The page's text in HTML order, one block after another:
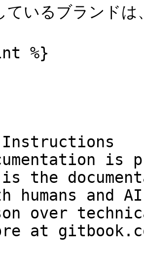
ているブランド
%}
Instructions
is
is the
humans and
over
at